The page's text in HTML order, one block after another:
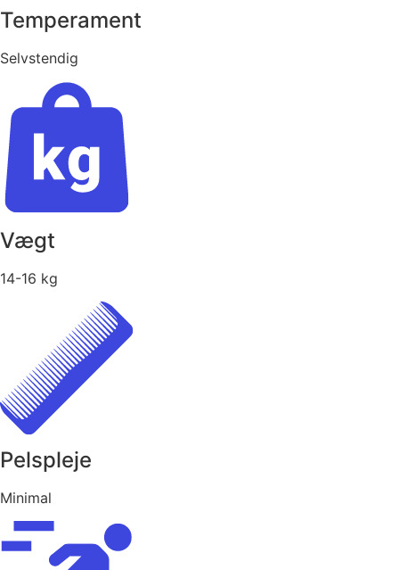
Temperament
Selvstendig
Vægt
14-16 kg
Pelspleje
Minimal